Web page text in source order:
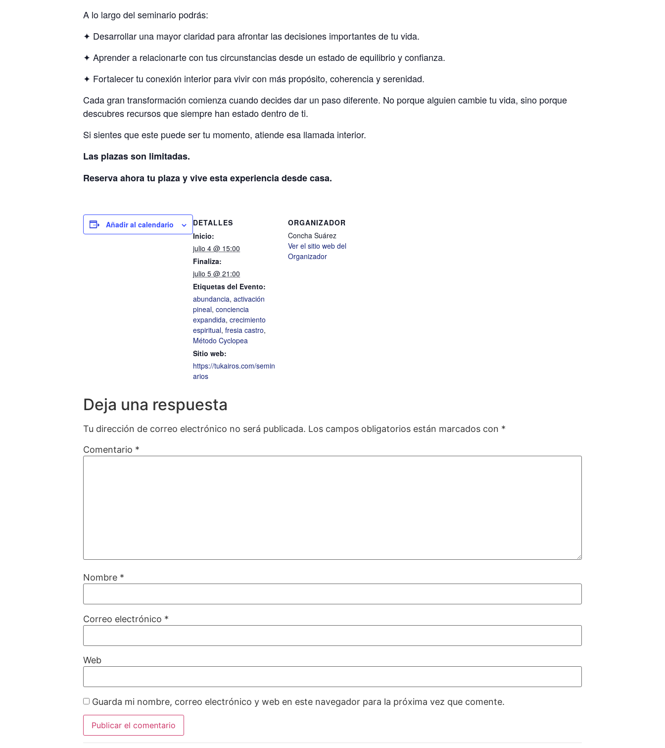
A lo largo del seminario podrás:
✦ Desarrollar una mayor claridad para afrontar las decisiones importantes de tu vida.
✦ Aprender a relacionarte con tus circunstancias desde un estado de equilibrio y confianza.
✦ Fortalecer tu conexión interior para vivir con más propósito, coherencia y serenidad.
Cada gran transformación comienza cuando decides dar un paso diferente. No porque alguien cambie tu vida, sino porque
descubres recursos que siempre han estado dentro de ti.
Si sientes que este puede ser tu momento, atiende esa llamada interior.
Las plazas son limitadas.
Reserva ahora tu plaza y vive esta experiencia desde casa.
Añadir al calendario
DETALLES
Inicio:
julio 4 @ 15:00
Finaliza:
julio 5 @ 21:00
Etiquetas del Evento:
abundancia, activación
pineal, conciencia
expandida, crecimiento
espiritual, fresia castro,
Método Cyclopea
Sitio web:
https://tukairos.com/semin
arios
ORGANIZADOR
Concha Suárez
Ver el sitio web del
Organizador
Deja una respuesta
Tu dirección de correo electrónico no será publicada. Los campos obligatorios están marcados con *
Comentario *
Nombre *
Correo electrónico *
Web
Guarda mi nombre, correo electrónico y web en este navegador para la próxima vez que comente.